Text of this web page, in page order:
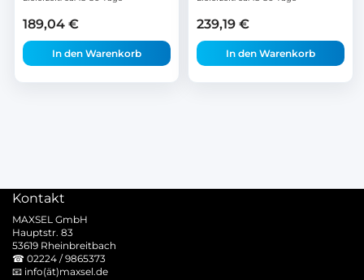
189,04 €
In den Warenkorb
239,19 €
In den Warenkorb
Kontakt
MAXSEL GmbH
Hauptstr. 83
53619 Rheinbreitbach
☎ 02224 / 9865373
📧 info(ät)maxsel.de